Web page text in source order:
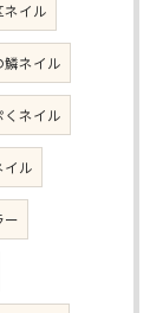
ネイル
鱗ネイル
くネイル
イル
ー